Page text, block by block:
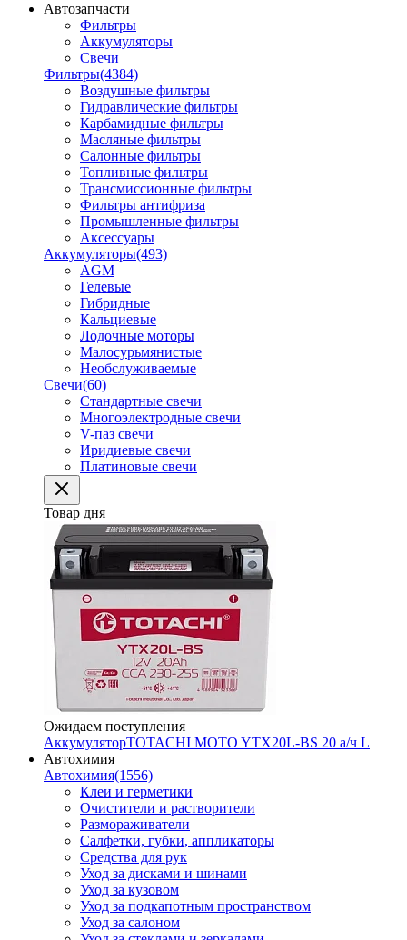
Автозапчасти
Фильтры
Аккумуляторы
Свечи
Фильтры(4384)
Воздушные фильтры
Гидравлические фильтры
Карбамидные фильтры
Масляные фильтры
Салонные фильтры
Топливные фильтры
Трансмиссионные фильтры
Фильтры антифриза
Промышленные фильтры
Аксессуары
Аккумуляторы(493)
AGM
Гелевые
Гибридные
Кальциевые
Лодочные моторы
Малосурьмянистые
Необслуживаемые
Свечи(60)
Стандартные свечи
Многоэлектродные свечи
V-паз свечи
Иридиевые свечи
Платиновые свечи
Товар дня
Ожидаем поступления
АккумуляторTOTACHI MOTO YTX20L-BS 20 а/ч L
Автохимия
Автохимия(1556)
Клеи и герметики
Очистители и растворители
Размораживатели
Салфетки, губки, аппликаторы
Средства для рук
Уход за дисками и шинами
Уход за кузовом
Уход за подкапотным пространством
Уход за салоном